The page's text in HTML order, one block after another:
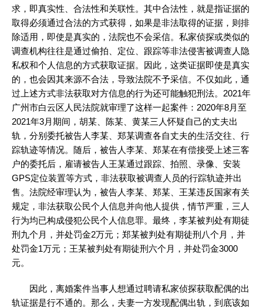
求，即真实性、合法性和关联性。其中合法性，就是指证据的
取得必须通过合法的方式获得，如果是非法取得的证据，则排
除适用，即使是真实的，法院也不会采信。私家侦探或类似的
调查机构往往是通过偷拍、定位、跟踪等非法侵害被调查人隐
私权和个人信息的方式获取证据。因此，这类证据即使是真实
的，也会因其来源不合法，导致法院不予采信。不仅如此，通
过上述方式非法获取对方信息的行为还可能触犯刑法。2021年
广州市白云区人民法院就审理了这样一起案件：2020年8月至
2021年3月期间，胡某、陈某、黄某三人怀疑自己的丈夫出
轨，分别委托被告人李某、郑某调查各自丈夫的生活交往、行
踪轨迹等情况。随后，被告人李某、郑某在有偿接受上述三客
户的委托后，雇请被告人王某通过跟踪、拍照、录像、安装
GPS定位装置等方式，非法获取被调查人员的行踪轨迹并出
售。法院经审理认为，被告人李某、郑某、王某违反国家有关
规定，非法获取公民个人信息并向他人提供，情节严重，三人
行为均已构成侵犯公民个人信息罪。最终，李某被判处有期徒
刑九个月，并处罚金2万元；郑某被判处有期徒刑八个月，并
处罚金1万元；王某被判处有期徒刑六个月，并处罚金3000
元。
因此，离婚案件当事人想通过聘请私家侦探获取配偶的出
轨证据是行不通的。那么，夫妻一方发现配偶出轨，到底该如